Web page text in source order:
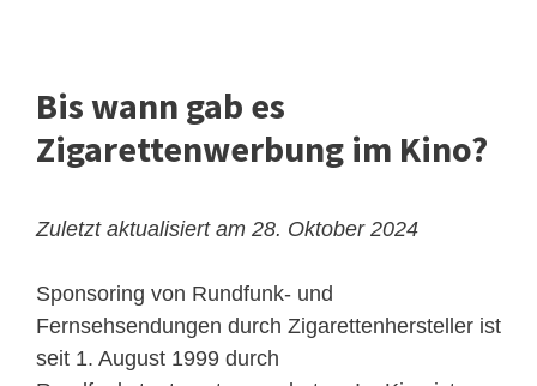
Bis wann gab es
Zigarettenwerbung im Kino?
Zuletzt aktualisiert am 28. Oktober 2024
Sponsoring von Rundfunk- und
Fernsehsendungen durch Zigarettenhersteller ist
seit 1. August 1999 durch